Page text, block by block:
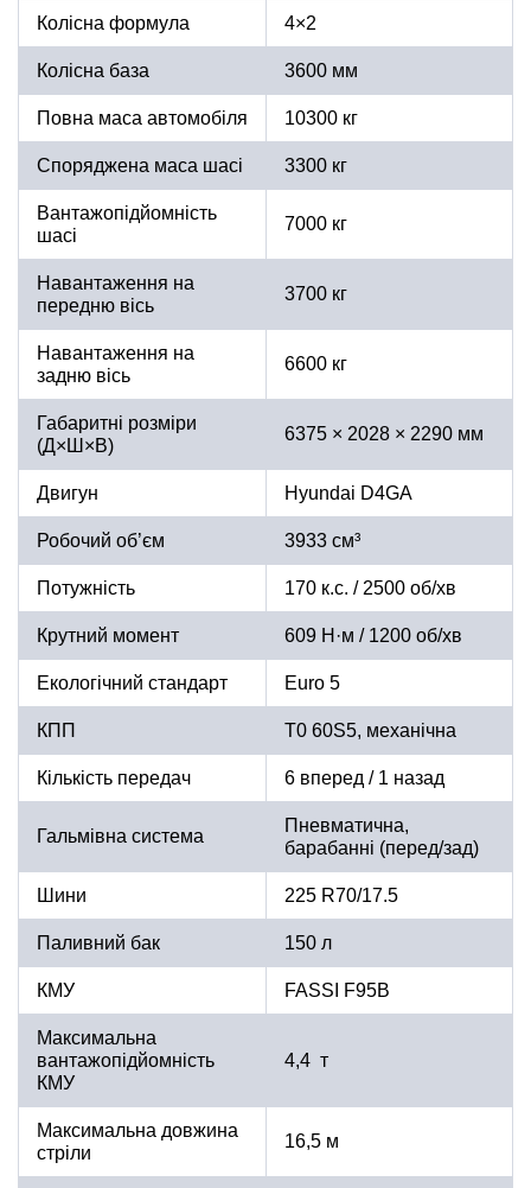
Колісна формула 4×2
Колісна база 3600 мм
Повна маса автомобіля 10300 кг
Споряджена маса шасі 3300 кг
Вантажопідйомність
шасі
7000 кг
Навантаження на
передню вісь
3700 кг
Навантаження на
задню вісь
6600 кг
Габаритні розміри
(Д×Ш×В)
6375 × 2028 × 2290 мм
Двигун Hyundai D4GA
Робочий об’єм 3933 см³
Потужність 170 к.с. / 2500 об/хв
Крутний момент 609 Н·м / 1200 об/хв
Екологічний стандарт Euro 5
КПП T0 60S5, механічна
Кількість передач 6 вперед / 1 назад
Гальмівна система
Пневматична,
барабанні (перед/зад)
Шини 225 R70/17.5
Паливний бак 150 л
КМУ FASSI F95B
Максимальна
вантажопідйомність
КМУ
4,4 т
Максимальна довжина
стріли
16,5 м